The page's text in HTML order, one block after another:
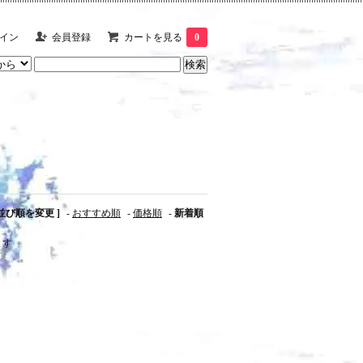
ン 会員登録 カートを見る 0
び順を変更 ] - おすすめ順 - 価格順 - 新着順
す